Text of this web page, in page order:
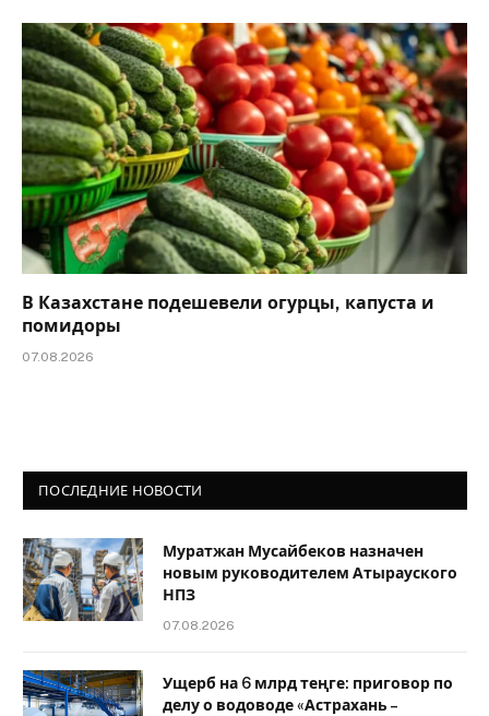
В Казахстане подешевели огурцы, капуста и
помидоры
07.08.2026
ПОСЛЕДНИЕ НОВОСТИ
Муратжан Мусайбеков назначен
новым руководителем Атырауского
НПЗ
07.08.2026
Ущерб на 6 млрд теңге: приговор по
делу о водоводе «Астрахань –